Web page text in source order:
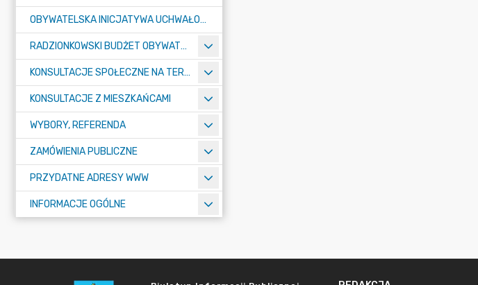
OBYWATELSKA INICJATYWA UCHWAŁODAWCZA
RADZIONKOWSKI BUDŻET OBYWATELSKI
KONSULTACJE SPOŁECZNE NA TERENIE MIASTA RADZIONKÓW
KONSULTACJE Z MIESZKAŃCAMI
WYBORY, REFERENDA
ZAMÓWIENIA PUBLICZNE
PRZYDATNE ADRESY WWW
INFORMACJE OGÓLNE